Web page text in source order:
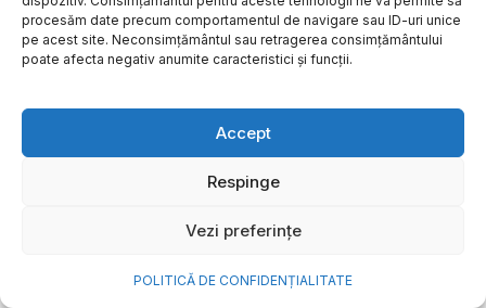
procesăm date precum comportamentul de navigare sau ID-uri unice
pe acest site. Neconsimțământul sau retragerea consimțământului
poate afecta negativ anumite caracteristici și funcții.
Accept
Respinge
Vezi preferințe
POLITICĂ DE CONFIDENȚIALITATE